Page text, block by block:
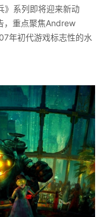
》系列即将迎来新动
，重点聚焦Andrew
年初代游戏标志性的水